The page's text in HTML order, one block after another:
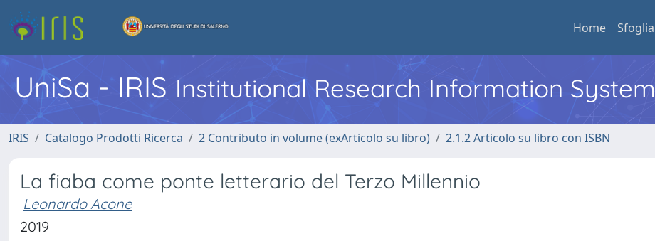
Home Sfoglia
UniSa - IRIS Institutional Research Information System
IRIS Catalogo Prodotti Ricerca 2 Contributo in volume (exArticolo su libro) 2.1.2 Articolo su libro con ISBN
La fiaba come ponte letterario del Terzo Millennio
Leonardo Acone
2019